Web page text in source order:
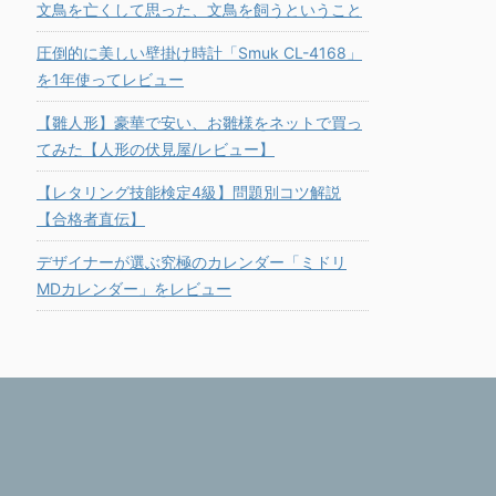
文鳥を亡くして思った、文鳥を飼うということ
圧倒的に美しい壁掛け時計「Smuk CL-4168」
を1年使ってレビュー
【雛人形】豪華で安い、お雛様をネットで買っ
てみた【人形の伏見屋/レビュー】
【レタリング技能検定4級】問題別コツ解説
【合格者直伝】
デザイナーが選ぶ究極のカレンダー「ミドリ
MDカレンダー」をレビュー